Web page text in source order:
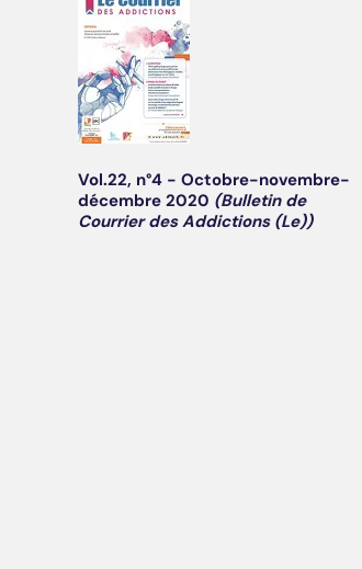
Vol.22, n°4 - Octobre-novembre-
décembre 2020 (Bulletin de
Courrier des Addictions (Le))